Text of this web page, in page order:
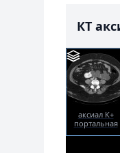
КТ
аксиал К+
портальная